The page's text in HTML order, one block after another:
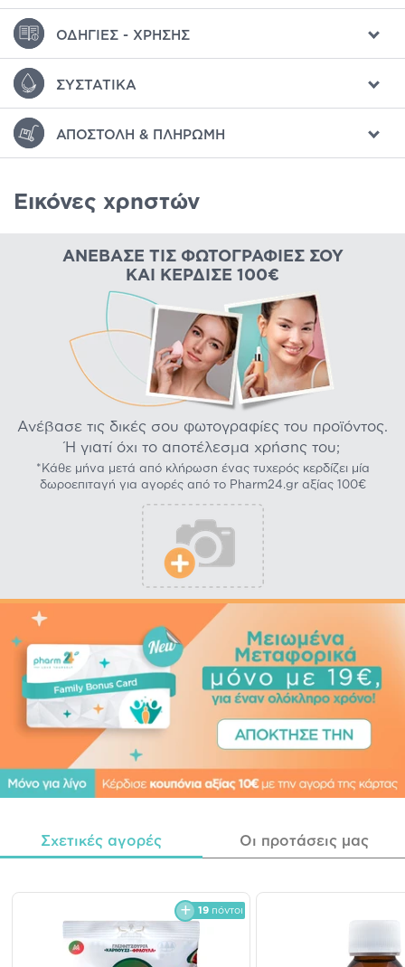
ΟΔΗΓΊΕΣ - ΧΡΉΣΗΣ
ΣΥΣΤΑΤΙΚΆ
ΑΠΟΣΤΟΛΉ & ΠΛΗΡΩΜΉ
Εικόνες χρηστών
ΑΝΈΒΑΣΕ ΤΙΣ ΦΩΤΟΓΡΑΦΊΕΣ ΣΟΥ
ΚΑΙ ΚΈΡΔΙΣΕ 100€
Ανέβασε τις δικές σου φωτογραφίες του προϊόντος.
Ή γιατί όχι το αποτέλεσμα χρήσης του;
*Κάθε μήνα μετά από κλήρωση ένας τυχερός κερδίζει μία
δωροεπιταγή για αγορές από το Pharm24.gr αξίας 100€
Σχετικές αγορές Οι προτάσεις μας
19 πόντοι